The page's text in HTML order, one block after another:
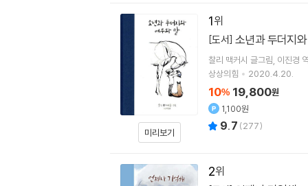
1
미리보기
[도서] 소년과 두더지
찰리 맥커시 글그림 이진경 역
상상의힘
2020.4.20.
10% 19,800원
1,100원
9.7 (277)
2